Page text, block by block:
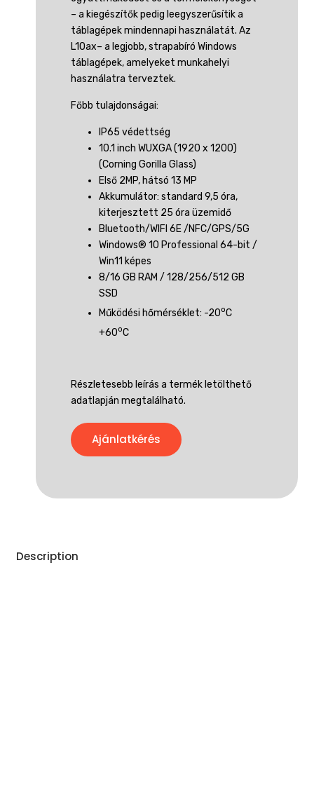
– a kiegészítők pedig leegyszerűsítik a
táblagépek mindennapi használatát. Az
L10ax– a legjobb, strapabíró Windows
táblagépek, amelyeket munkahelyi
használatra terveztek.
Főbb tulajdonságai:
IP65 védettség
10.1 inch WUXGA (1920 x 1200)
(Corning Gorilla Glass)
Első 2MP, hátsó 13 MP
Akkumulátor: standard 9,5 óra,
kiterjesztett 25 óra üzemidő
Bluetooth/WIFI 6E /NFC/GPS/5G
Windows® 10 Professional 64-bit /
Win11 képes
8/16 GB RAM / 128/256/512 GB
SSD
Működési hőmérséklet: -20oC
+60oC
Részletesebb leírás a termék letölthető
adatlapján megtalálható.
Ajánlatkérés
Description